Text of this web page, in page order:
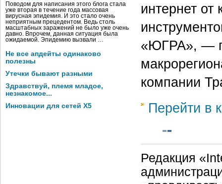
Поводом для написания этого блога стала
уже вторая в течение года массовая
вирусная эпидемия. И это стало очень
неприятным прецедентом. Ведь столь
масштабных заражений не было уже очень
давно. Впрочем, данная ситуация была
ожидаемой. Эпидемию вызвали …
Не все апдейты одинаково
полезны
Утечки бывают разными
Здравствуй, племя младое,
незнакомое...
Инновации для сетей X5
интернет
«ЮГРА», —
компании
Перейти в
Редакция